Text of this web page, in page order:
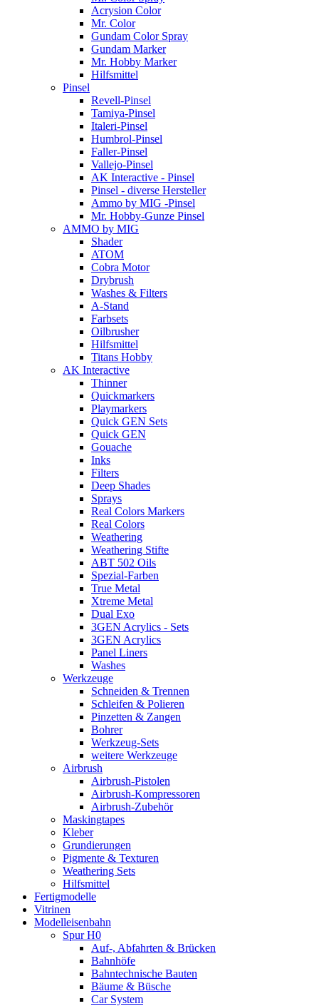
Acrysion Color
Mr. Color
Gundam Color Spray
Gundam Marker
Mr. Hobby Marker
Hilfsmittel
Pinsel
Revell-Pinsel
Tamiya-Pinsel
Italeri-Pinsel
Humbrol-Pinsel
Faller-Pinsel
Vallejo-Pinsel
AK Interactive - Pinsel
Pinsel - diverse Hersteller
Ammo by MIG -Pinsel
Mr. Hobby-Gunze Pinsel
AMMO by MIG
Shader
ATOM
Cobra Motor
Drybrush
Washes & Filters
A-Stand
Farbsets
Oilbrusher
Hilfsmittel
Titans Hobby
AK Interactive
Thinner
Quickmarkers
Playmarkers
Quick GEN Sets
Quick GEN
Gouache
Inks
Filters
Deep Shades
Sprays
Real Colors Markers
Real Colors
Weathering
Weathering Stifte
ABT 502 Oils
Spezial-Farben
True Metal
Xtreme Metal
Dual Exo
3GEN Acrylics - Sets
3GEN Acrylics
Panel Liners
Washes
Werkzeuge
Schneiden & Trennen
Schleifen & Polieren
Pinzetten & Zangen
Bohrer
Werkzeug-Sets
weitere Werkzeuge
Airbrush
Airbrush-Pistolen
Airbrush-Kompressoren
Airbrush-Zubehör
Maskingtapes
Kleber
Grundierungen
Pigmente & Texturen
Weathering Sets
Hilfsmittel
Fertigmodelle
Vitrinen
Modelleisenbahn
Spur H0
Auf-, Abfahrten & Brücken
Bahnhöfe
Bahntechnische Bauten
Bäume & Büsche
Car System